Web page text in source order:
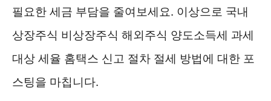
필요한 세금 부담을 줄여보세요. 이상으로 국내
상장주식 비상장주식 해외주식 양도소득세 과세
대상 세율 홈택스 신고 절차 절세 방법에 대한 포
스팅을 마칩니다.